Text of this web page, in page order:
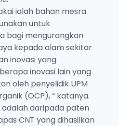
ialah bahan mesra
untuk
bagi mengurangkan
kepada alam sekitar
inovasi yang
inovasi lain yang
oleh penyelidik UPM
(OCP), “ katanya.
adalah daripada paten
CNT yang dihasilkan